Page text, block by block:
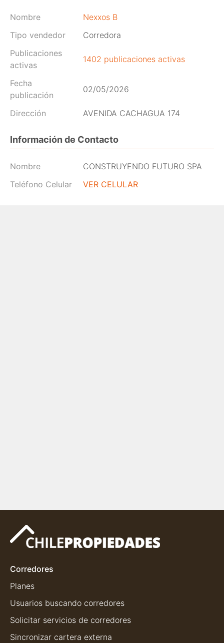
Nombre
Nexxos B
Tipo vendedor
Corredora
Publicaciones
activas
1402 publicaciones activas
Fecha
publicación
02/05/2026
Dirección AVENIDA CACHAGUA 174
Información de Contacto
Nombre
CONSTRUYENDO FUTURO SPA
Teléfono Celular
VER CELULAR
Corredores
Planes
Usuarios buscando corredores
Solicitar servicios de corredores
Sincronizar cartera externa